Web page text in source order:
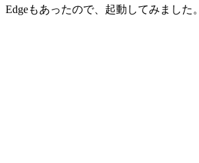
Edgeもあったので、起動してみました。